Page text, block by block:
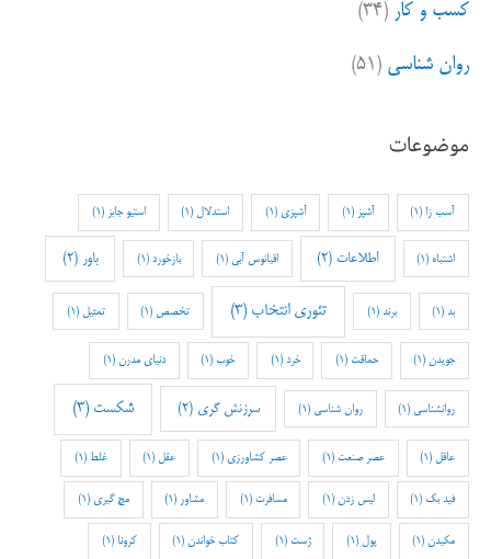
کسب و کار (۳۴)
روان شناسی (۵۱)
موضوعات
آسب زا (1) آشپز (1) آشپزی (1) استدلال (1) استیو جابز (1)
اشتباه (1) اطلاعات (2) اقیانوس آبی (1) بازخورد (1) باور (2)
بد(1) برند (1) تئوری انتخاب (3) تخصص (1) تمثیل (1)
جویدن (1) حماقت (1) خرد (1) خوب(1) دنیای مدرن (1)
روانشناسی (1) روان شناسی (1) سرزنش گری (2) شکست (3)
عاقل (1) عصر صنعت (1) عصر کشاورزی (1) عقل (1) غلط (1)
فید بک(1) لیس زدن (1) مسافرت (1) مشاور (1) مچ گیری (1)
مکیدن (1) پول (1) ژست (1) کتاب خواندن (1) کرونا (1)